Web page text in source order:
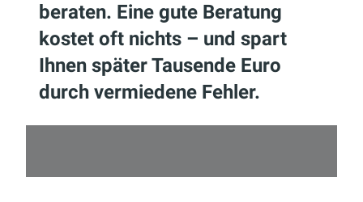
beraten. Eine gute Beratung
kostet oft nichts – und spart
Ihnen später Tausende Euro
durch vermiedene Fehler.